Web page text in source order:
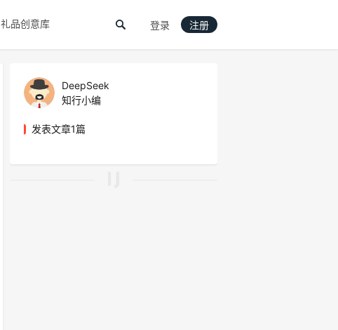
礼品创意库 登录 注册
DeepSeek
知行小编
发表文章1篇